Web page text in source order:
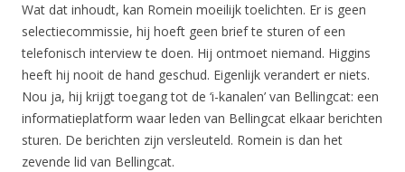
Wat dat inhoudt, kan Romein moeilijk toelichten. Er is geen
selectiecommissie, hij hoeft geen brief te sturen of een
telefonisch interview te doen. Hij ontmoet niemand. Higgins
heeft hij nooit de hand geschud. Eigenlijk verandert er niets.
Nou ja, hij krijgt toegang tot de ‘i-kanalen’ van Bellingcat: een
informatieplatform waar leden van Bellingcat elkaar berichten
sturen. De berichten zijn versleuteld. Romein is dan het
zevende lid van Bellingcat.